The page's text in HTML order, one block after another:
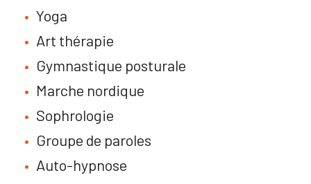
Yoga
Art thérapie
Gymnastique posturale
Marche nordique
Sophrologie
Groupe de paroles
Auto-hypnose